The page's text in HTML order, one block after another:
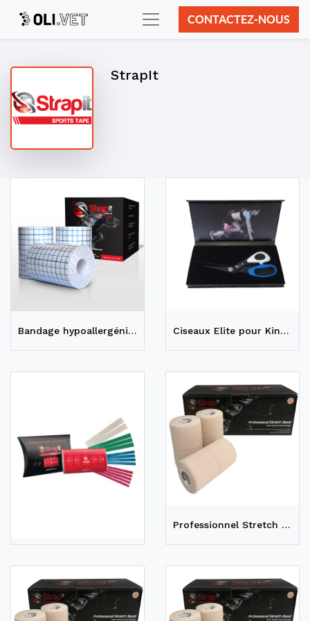
CONTACTEZ-NOUS
StrapIt
Bandage hypoallergénique Fixit Professional - Rég.: 2" à 6,72$ et 3" à 11,55$ Ciseaux Elite pour Kinesiology Tape
Professionnel Stretch Band Red Line - 10 cm (4") - Unitaire